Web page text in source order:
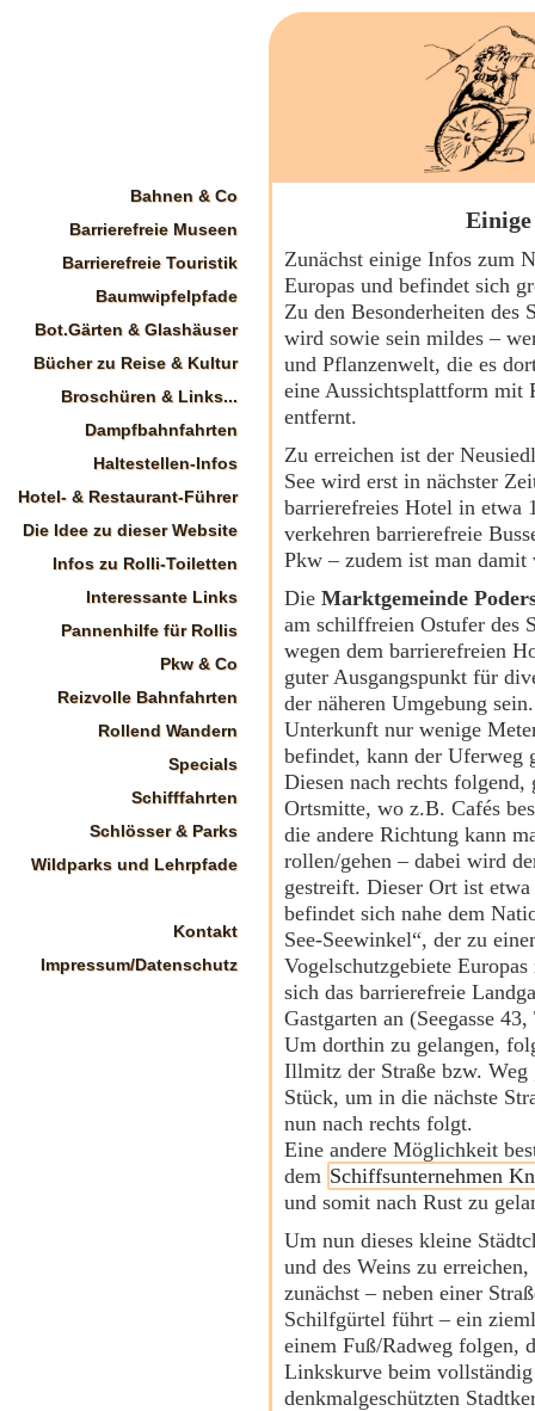
Bahnen & Co
Barrierefreie Museen
Barrierefreie Touristik
Baumwipfelpfade
Bot.Gärten & Glashäuser
Bücher zu Reise & Kultur
Broschüren & Links...
Dampfbahnfahrten
Haltestellen-Infos
Hotel- & Restaurant-Führer
Die Idee zu dieser Website
Infos zu Rolli-Toiletten
Interessante Links
Pannenhilfe für Rollis
Pkw & Co
Reizvolle Bahnfahrten
Rollend Wandern
Specials
Schifffahrten
Schlösser & Parks
Wildparks und Lehrpfade
Kontakt
Impressum/Datenschutz
Einige
Zunächst einige Infos zum
Europas und befindet sich
Zu den Besonderheiten des
wird sowie sein mildes –
und Pflanzenwelt, die es
eine Aussichtsplattform mit
entfernt.
Zu erreichen ist der
See wird erst in nächster
barrierefreies Hotel in etwa
verkehren barrierefreie
Pkw – zudem ist man
Die Marktgemeinde
am schilffreien Ostufer des
wegen dem barrierefreien
guter Ausgangspunkt für
der näheren Umgebung
Unterkunft nur wenige
befindet, kann der Uferweg
Diesen nach rechts folgend,
Ortsmitte, wo z.B. Cafés
die andere Richtung kann
rollen/gehen – dabei wird
gestreift. Dieser Ort ist
befindet sich nahe dem
See-Seewinkel“, der zu
Vogelschutzgebiete
sich das barrierefreie
Gastgarten an (Seegasse
Um dorthin zu gelangen,
Illmitz der Straße bzw. Weg
Stück, um in die nächste
nun nach rechts folgt.
Eine andere Möglichkeit
dem Schiffsunternehmen
und somit nach Rust zu
Um nun dieses kleine
und des Weins zu erreichen,
zunächst – neben einer
Schilfgürtel führt – ein
einem Fuß/Radweg folgen,
Linkskurve beim vollständig
denkmalgeschützten